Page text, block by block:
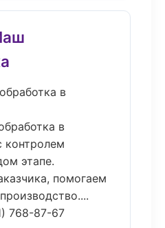
в
в
контролем
этапе.
помогаем
768-87-67